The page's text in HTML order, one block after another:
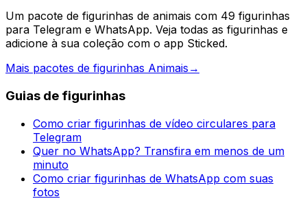
Um pacote de figurinhas de animais com 49 figurinhas
para Telegram e WhatsApp. Veja todas as figurinhas e
adicione à sua coleção com o app Sticked.
Mais pacotes de figurinhas Animais →
Guias de figurinhas
Como criar figurinhas de vídeo circulares para
Telegram
Quer no WhatsApp? Transfira em menos de um
minuto
Como criar figurinhas de WhatsApp com suas
fotos